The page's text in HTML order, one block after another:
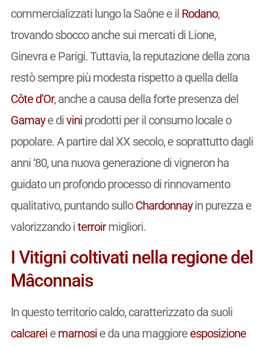
commercializzati lungo la Saône e il Rodano,
trovando sbocco anche sui mercati di Lione,
Ginevra e Parigi. Tuttavia, la reputazione della zona
restò sempre più modesta rispetto a quella della
Côte d’Or, anche a causa della forte presenza del
Gamaye diviniprodotti per il consumo locale o
popolare. A partire dal XX secolo, e soprattutto dagli
anni ‘80, una nuova generazione di vigneron ha
guidato un profondo processo di rinnovamento
qualitativo, puntando sulloChardonnayin purezza e
valorizzando iterroirmigliori.
I Vitigni coltivati nella regione del
Mâconnais
In questo territorio caldo, caratterizzato da suoli
calcareie marnosie da una maggiore esposizione